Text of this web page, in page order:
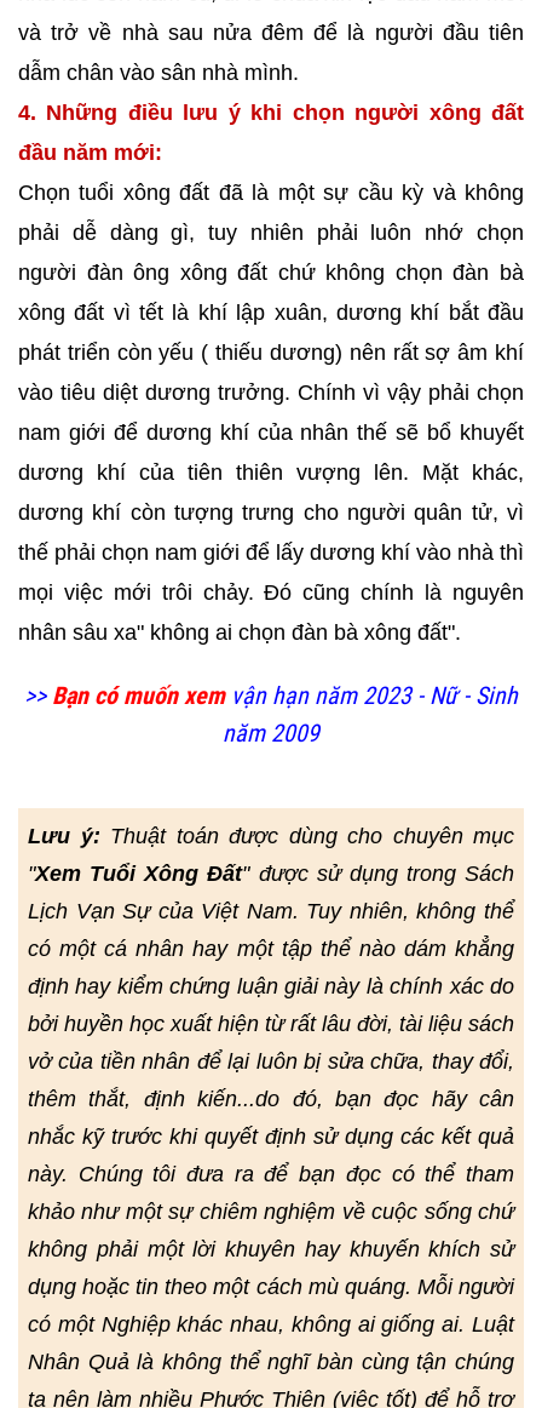
và trở về nhà sau nửa đêm để là người đầu tiên
dẫm chân vào sân nhà mình.
4. Những điều lưu ý khi chọn người xông đất
đầu năm mới:
Chọn tuổi xông đất đã là một sự cầu kỳ và không
phải dễ dàng gì, tuy nhiên phải luôn nhớ chọn
người đàn ông xông đất chứ không chọn đàn bà
xông đất vì tết là khí lập xuân, dương khí bắt đầu
phát triển còn yếu ( thiếu dương) nên rất sợ âm khí
vào tiêu diệt dương trưởng. Chính vì vậy phải chọn
nam giới để dương khí của nhân thế sẽ bổ khuyết
dương khí của tiên thiên vượng lên. Mặt khác,
dương khí còn tượng trưng cho người quân tử, vì
thế phải chọn nam giới để lấy dương khí vào nhà thì
mọi việc mới trôi chảy. Đó cũng chính là nguyên
nhân sâu xa" không ai chọn đàn bà xông đất".
>> Bạn có muốn xemvận hạn năm 2023 - Nữ - Sinh
năm 2009
Lưu ý: Thuật toán được dùng cho chuyên mục
"Xem Tuổi Xông Đất" được sử dụng trong Sách
Lịch Vạn Sự của Việt Nam. Tuy nhiên, không thể
có một cá nhân hay một tập thể nào dám khẳng
định hay kiểm chứng luận giải này là chính xác do
bởi huyền học xuất hiện từ rất lâu đời, tài liệu sách
vở của tiền nhân để lại luôn bị sửa chữa, thay đổi,
thêm thắt, định kiến...do đó, bạn đọc hãy cân
nhắc kỹ trước khi quyết định sử dụng các kết quả
này. Chúng tôi đưa ra để bạn đọc có thể tham
khảo như một sự chiêm nghiệm về cuộc sống chứ
không phải một lời khuyên hay khuyến khích sử
dụng hoặc tin theo một cách mù quáng. Mỗi người
có một Nghiệp khác nhau, không ai giống ai. Luật
Nhân Quả là không thể nghĩ bàn cùng tận chúng
ta nên làm nhiều Phước Thiện (việc tốt) để hỗ trợ